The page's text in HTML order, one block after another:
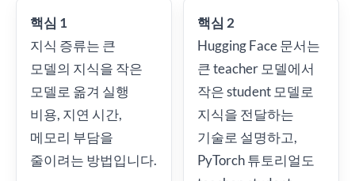
핵심 1
지식 증류는 큰
모델의 지식을 작은
모델로 옮겨 실행
비용, 지연 시간,
메모리 부담을
줄이려는 방법입니다.
핵심 2
Hugging Face 문서는
큰 teacher 모델에서
작은 student 모델로
지식을 전달하는
기술로 설명하고,
PyTorch 튜토리얼도